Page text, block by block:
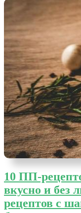
10 ПП-
вкусно и без
рецептов с